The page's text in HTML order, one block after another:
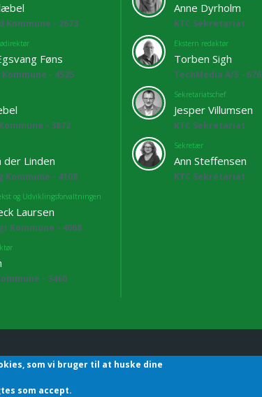
Kommune - 2673
Føns
- 4525
- 3872
der Linden
Kommune - 4108
og Udviklingsforvaltningen
Laursen
Kommune - 4068
- 3460
Anne Dyrholm
KTC Sekretariat
Ekstern redaktør
Torben Sigh
TechMedia A/S -
Sekretariatschef
Jesper Villumsen
KTC Sekretariat
Sekretær
Ann Steffensen
KTC Sekretariat
| Sekretariatet | Godthåbsvej83 | 8660
som vi bruger til at huske dine
som accept.